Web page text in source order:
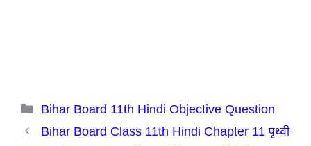
Categories
Bihar Board 11th Hindi Objective Question
Bihar Board Class 11th Hindi Chapter 11 पृथ्वी